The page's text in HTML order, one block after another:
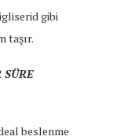
gibi
taşır.
beslenme